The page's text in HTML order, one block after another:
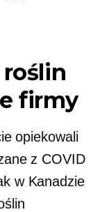
firmy
opiekowali
z COVID
w Kanadzie